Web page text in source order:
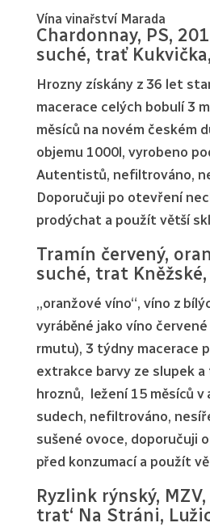
Vína vinařství Marada
Chardonnay, PS,
suché, trať
Hrozny získány z 36 let
macerace celých bobulí 3
měsíců na novém českém
objemu 1000l, vyrobeno
Autentistů, nefiltrováno,
Doporučuji po otevření
prodýchat a použít větší
Tramín červený,
suché, trat
„oranžové víno“, víno z
vyráběné jako víno
rmutu), 3 týdny macerace
extrakce barvy ze slupek
hroznů, ležení 15 měsíců v
sudech, nefiltrováno,
sušené ovoce, doporučuji
před konzumací a použít
Ryzlink rýnský,
trat‘ Na Stráni,